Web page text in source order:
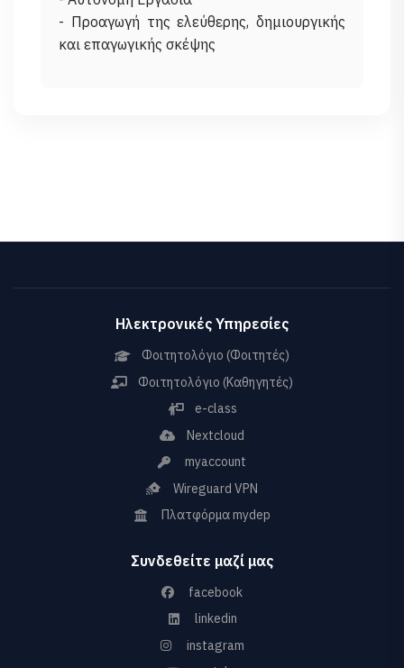
- Προαγωγή της ελεύθερης, δημιουργικής
Ηλεκτρονικές Υπηρεσίες
Φοιτητολόγιο (Φοιτητές)
Φοιτητολόγιο (Καθηγητές)
e-class
Nextcloud
myaccount
Wireguard VPN
Πλατφόρμα mydep
Συνδεθείτε μαζί μας
facebook
linkedin
instagram